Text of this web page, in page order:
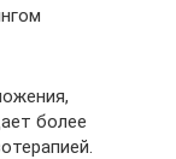
более